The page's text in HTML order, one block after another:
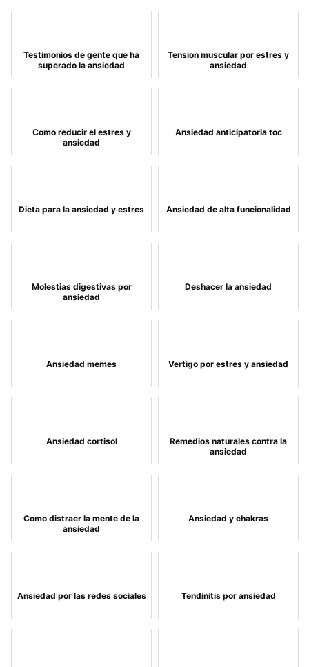
Testimonios de gente que ha
superado la ansiedad
Tension muscular por estres y
ansiedad
Como reducir el estres y
ansiedad
Ansiedad anticipatoria toc
Dieta para la ansiedad y estres Ansiedad de alta funcionalidad
Molestias digestivas por
ansiedad
Deshacer la ansiedad
Ansiedad memes Vertigo por estres y ansiedad
Ansiedad cortisol
Remedios naturales contra la
ansiedad
Como distraer la mente de la
ansiedad
Ansiedad y chakras
Ansiedad por las redes sociales Tendinitis por ansiedad